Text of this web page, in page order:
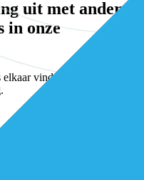
uit met andere
in onze
vinden, versterken en